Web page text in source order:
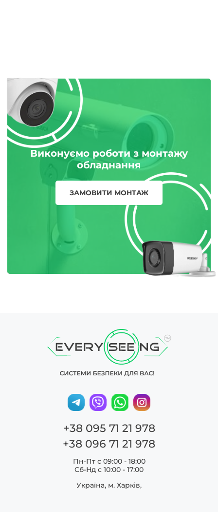
Виконуємо роботи з монтажу
обладнання
ЗАМОВИТИ МОНТАЖ
+38 095 71 21 978
+38 096 71 21 978
Пн-Пт с 09:00 - 18:00
Сб-Нд c 10:00 - 17:00
Україна, м. Харків,